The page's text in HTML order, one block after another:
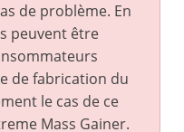
de problème. En
peuvent être
de fabrication du
le cas de ce
Mass Gainer.